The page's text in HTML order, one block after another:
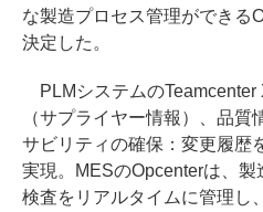
な製造プロセス管理ができる
決定した。
PLMシステムのTeamcenter
（サプライヤー情報）、品
サビリティの確保：変更履歴
実現。MESのOpcenterは、
検査をリアルタイムに管理し